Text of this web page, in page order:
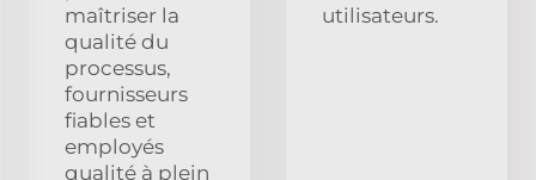
maîtriser la
qualité du
processus,
fournisseurs
fiables et
employés
qualité à plein
utilisateurs.